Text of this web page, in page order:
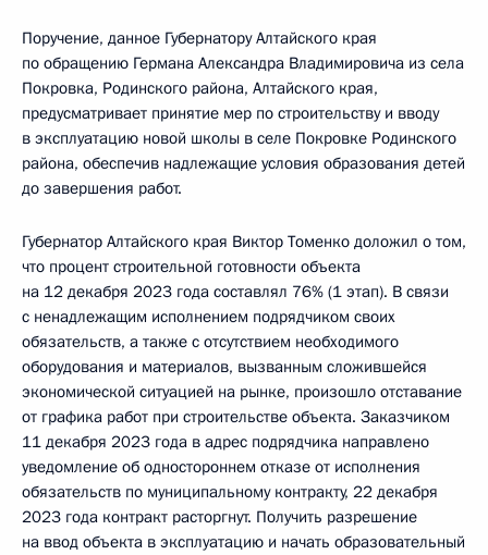
Поручение, данное Губернатору Алтайского края
по обращению Германа Александра Владимировича из села
Покровка, Родинского района, Алтайского края,
предусматривает принятие мер по строительству и вводу
в эксплуатацию новой школы в селе Покровке Родинского
района, обеспечив надлежащие условия образования детей
до завершения работ.
Губернатор Алтайского края Виктор Томенко доложил о том,
что процент строительной готовности объекта
на 12 декабря 2023 года составлял 76% (1 этап). В связи
с ненадлежащим исполнением подрядчиком своих
обязательств, а также с отсутствием необходимого
оборудования и материалов, вызванным сложившейся
экономической ситуацией на рынке, произошло отставание
от графика работ при строительстве объекта. Заказчиком
11 декабря 2023 года в адрес подрядчика направлено
уведомление об одностороннем отказе от исполнения
обязательств по муниципальному контракту, 22 декабря
2023 года контракт расторгнут. Получить разрешение
на ввод объекта в эксплуатацию и начать образовательный